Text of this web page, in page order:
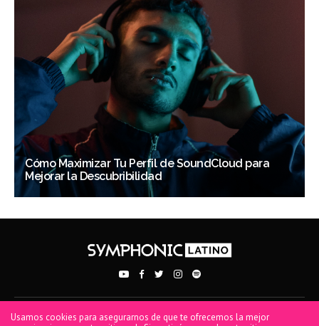
Cómo Maximizar Tu Perfil de SoundCloud para
Mejorar la Descubribilidad
PRIVACY POLICY TERMS OF USE COOKIE POLICY
Usamos cookies para asegurarnos de que te ofrecemos la mejor